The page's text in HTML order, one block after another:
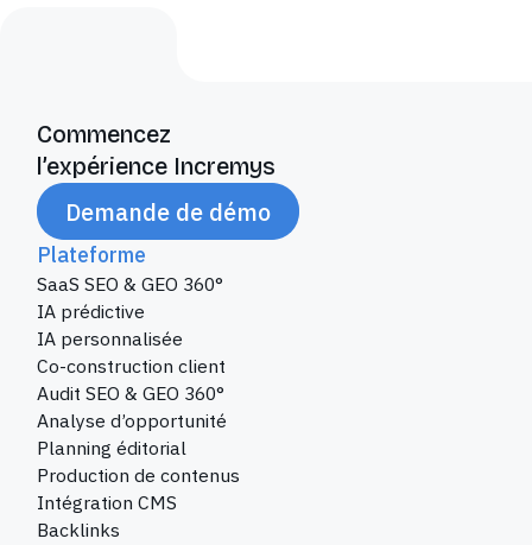
Commencez
l’expérience Incremys
Demande de démo
Plateforme
SaaS SEO & GEO 360°
IA prédictive
IA personnalisée
Co-construction client
Audit SEO & GEO 360°
Analyse d’opportunité
Planning éditorial
Production de contenus
Intégration CMS
Backlinks